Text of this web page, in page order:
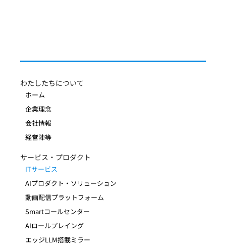
わたしたちについて
ホーム
企業理念
会社情報
経営陣等
サービス・プロダクト
ITサービス
AIプロダクト・ソリューション
動画配信プラットフォーム
Smartコールセンター
AIロールプレイング
エッジLLM搭載ミラー